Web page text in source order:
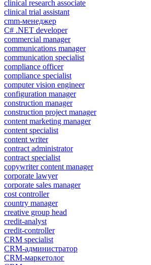
clinical research associate
clinical trial assistant
cmm-менеджер
C# .NET developer
commercial manager
communications manager
communication specialist
compliance officer
compliance specialist
computer vision engineer
configuration manager
construction manager
construction project manager
content marketing manager
content specialist
content writer
contract administrator
contract specialist
copywriter content manager
corporate lawyer
corporate sales manager
cost controller
country manager
creative group head
credit-analyst
credit-controller
CRM specialist
CRM-администратор
CRM-маркетолог